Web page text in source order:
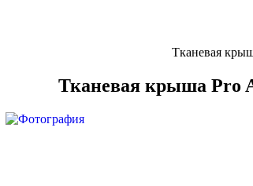
Тканевая
Тканевая крыша Pro